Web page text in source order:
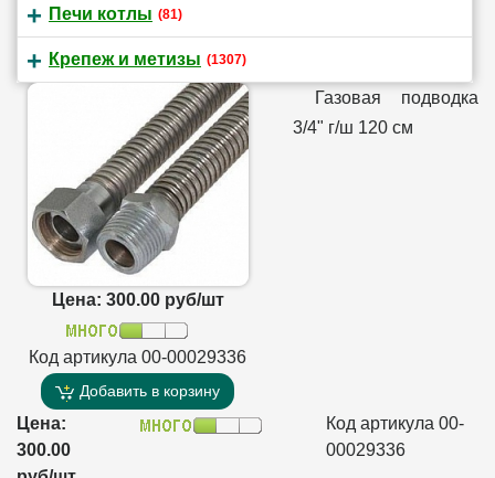
Печи котлы (81)
Крепеж и метизы (1307)
Цена: 300.00 руб/шт
Код артикула 00-00029336
Добавить в корзину
Газовая подводка
3/4" г/ш 120 см
Цена:
300.00
Код артикула 00-
00029336